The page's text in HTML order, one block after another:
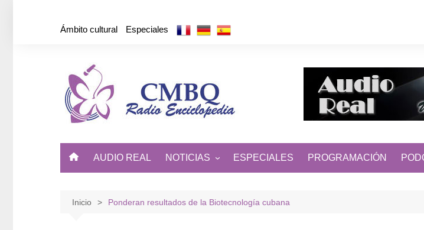
Ámbito cultural Especiales
AUDIO REAL NOTICIAS
DE CUBA Y EL MUNDO
ESPECIALES PROGRAMACIÓN
Inicio Ponderan resultados de la Biotecnología cubana